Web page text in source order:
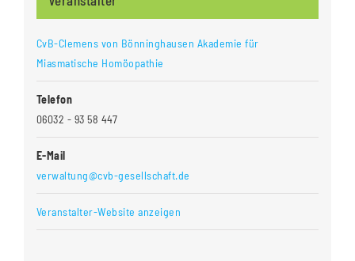
CvB-Clemens von Bönninghausen Akademie für
Miasmatische Homöopathie
Telefon
06032 - 93 58 447
E-Mail
verwaltung@cvb-gesellschaft.de
Veranstalter-Website anzeigen